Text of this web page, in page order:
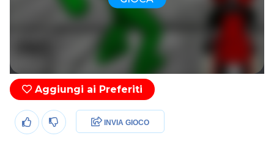
Aggiungi ai Preferiti
INVIA GIOCO